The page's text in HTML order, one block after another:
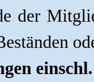
der